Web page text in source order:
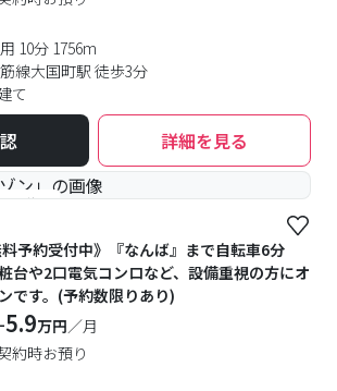
10分 1756m
線大国町駅 徒歩3分
て
詳細を見る
室待ち
料予約受付中》『なんば』まで自転車6分
台や2口電気コンロなど、設備重視の方にオ
です。(予約数限りあり)
-5.9万円／月
約時お預り